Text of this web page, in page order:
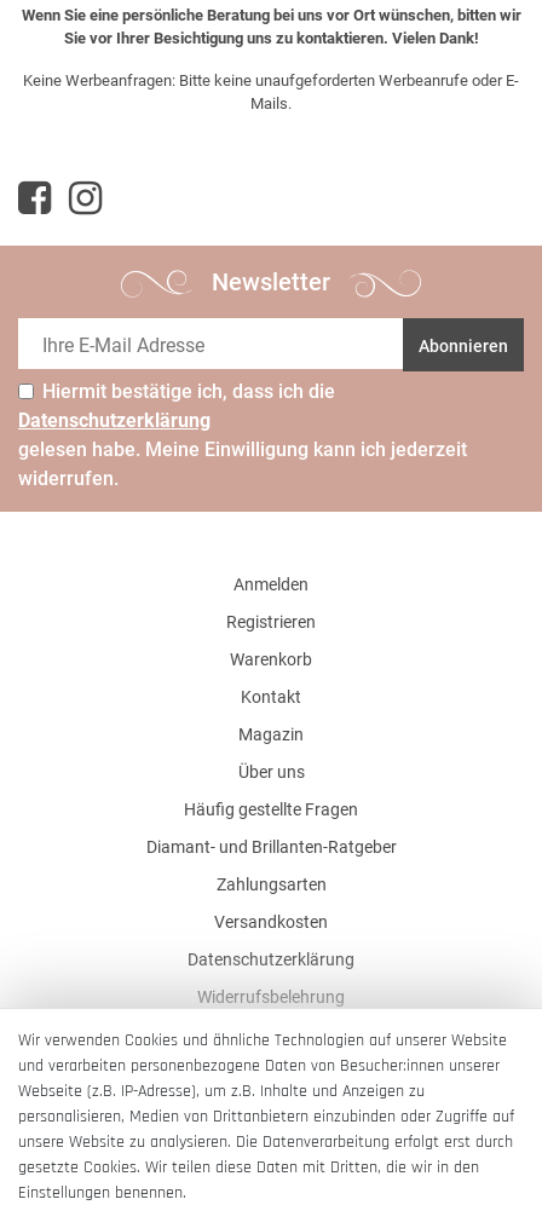
Wenn Sie eine persönliche Beratung bei uns vor Ort wünschen, bitten wir
Sie vor Ihrer Besichtigung uns zu kontaktieren. Vielen Dank!
Keine Werbeanfragen: Bitte keine unaufgeforderten Werbeanrufe oder E-
Mails.
Newsletter
Abonnieren
Hiermit bestätige ich, dass ich die
Daten­schutz­erklärung
gelesen habe. Meine Einwilligung kann ich jederzeit
widerrufen.
Anmelden
Registrieren
Warenkorb
Kontakt
Magazin
Über uns
Häufig gestellte Fragen
Diamant- und Brillanten-Ratgeber
Zahlungsarten
Versandkosten
Datenschutzerklärung
Widerrufsbelehrung
AGB
Impressum
Barrierefreiheitserklärung
Wir verwenden Cookies und ähnliche Technologien auf unserer Website
und verarbeiten personenbezogene Daten von Besucher:innen unserer
Webseite (z.B. IP-Adresse), um z.B. Inhalte und Anzeigen zu
personalisieren, Medien von Drittanbietern einzubinden oder Zugriffe auf
unsere Website zu analysieren. Die Datenverarbeitung erfolgt erst durch
gesetzte Cookies. Wir teilen diese Daten mit Dritten, die wir in den
Einstellungen benennen.